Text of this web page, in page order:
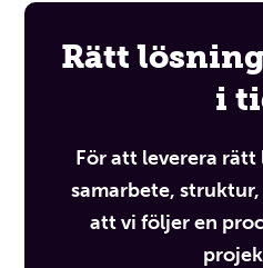
Rätt
i
För att leverera
samarbete,
att vi följer en